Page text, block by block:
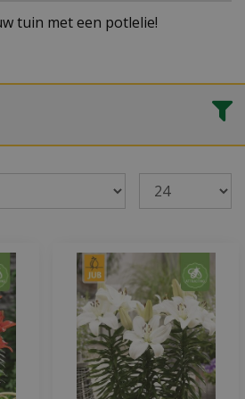
tuin met een potlelie!